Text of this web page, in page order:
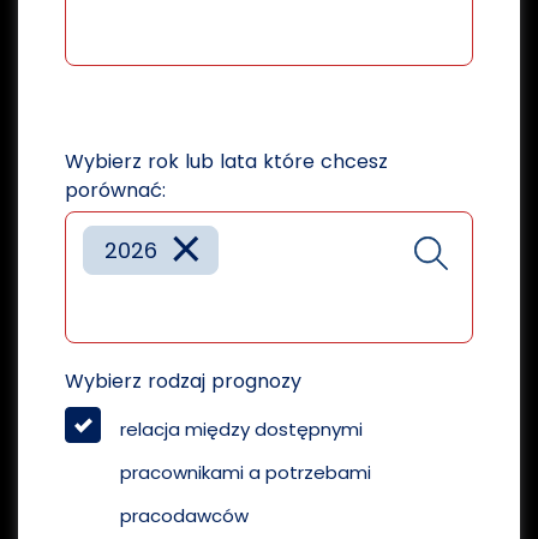
Wybierz rok lub lata które chcesz
porównać:
×
2026
Wybierz rodzaj prognozy
relacja między dostępnymi
pracownikami a potrzebami
pracodawców